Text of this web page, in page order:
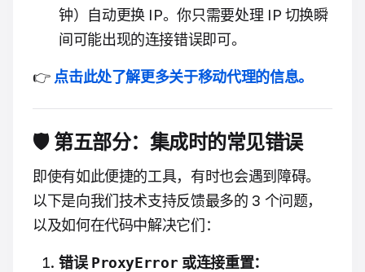
钟）自动更换 IP。你只需要处理 IP 切换瞬
间可能出现的连接错误即可。
👉 点击此处了解更多关于移动代理的信息。
🛡 第五部分：集成时的常见错误
即使有如此便捷的工具，有时也会遇到障碍。
以下是向我们技术支持反馈最多的 3 个问题，
以及如何在代码中解决它们：
错误 ProxyError或连接重置：